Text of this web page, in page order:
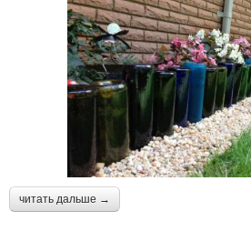
читать дальше →